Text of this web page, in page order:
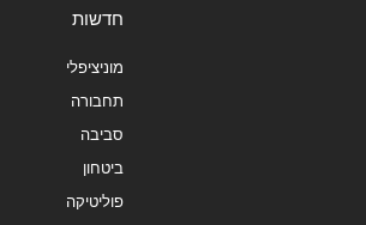
חדשות
מוניציפלי
תחבורה
סביבה
ביטחון
פוליטיקה